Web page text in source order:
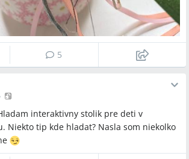
5
interaktivny stolik pre deti v
Niekto tip kde hladat? Nasla som niekolko